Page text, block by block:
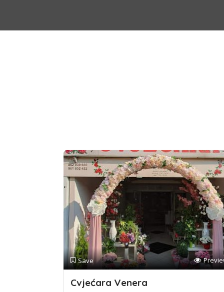
Save
Cvjećara Venera